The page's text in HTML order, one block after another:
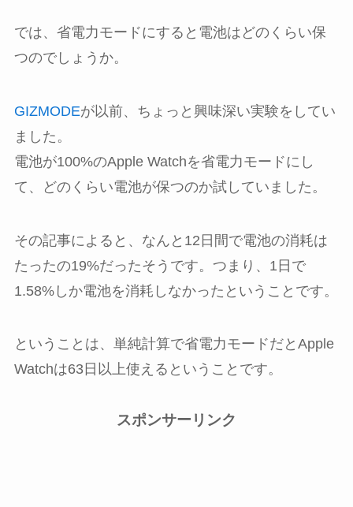
では、省電力モードにすると電池はどのくらい保
つのでしょうか。
GIZMODEが以前、ちょっと興味深い実験をしてい
ました。
電池が100%のApple Watchを省電力モードにし
て、どのくらい電池が保つのか試していました。
その記事によると、なんと12日間で電池の消耗は
たったの19%だったそうです。つまり、1日で
1.58%しか電池を消耗しなかったということです。
ということは、単純計算で省電力モードだとApple
Watchは63日以上使えるということです。
スポンサーリンク